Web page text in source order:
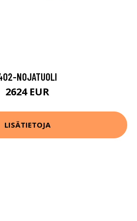
NOJATUOLI
2624 EUR
LISÄTIETOJA